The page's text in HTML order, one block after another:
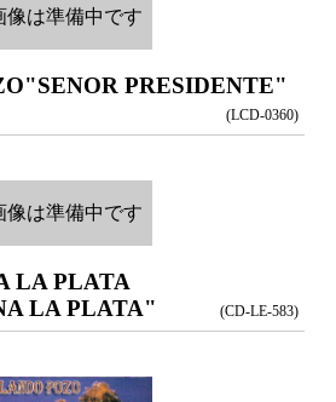
像は準備中です
"SENOR PRESIDENTE"
(LCD-0360)
像は準備中です
LA PLATA
LA PLATA"
(CD-LE-583)